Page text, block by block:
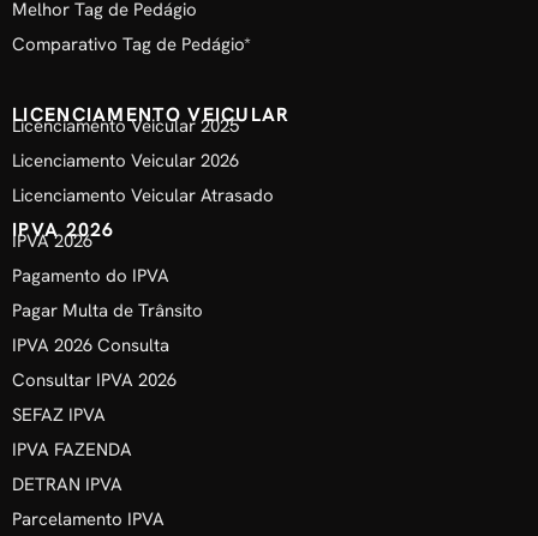
Melhor Tag de Pedágio
Comparativo Tag de Pedágio*
LICENCIAMENTO VEICULAR
Licenciamento Veicular 2025
Licenciamento Veicular 2026
Licenciamento Veicular Atrasado
IPVA 2026
IPVA 2026
Pagamento do IPVA
Pagar Multa de Trânsito
IPVA 2026 Consulta
Consultar IPVA 2026
SEFAZ IPVA
IPVA FAZENDA
DETRAN IPVA
Parcelamento IPVA